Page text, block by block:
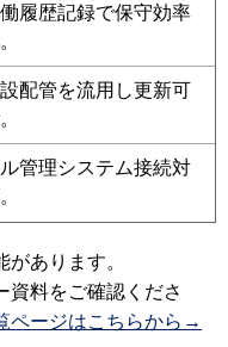
履歴記録で保守効率
配管を流用し更新可
管理システム接続対
あります。
資料をご確認くださ
ページはこちらから→